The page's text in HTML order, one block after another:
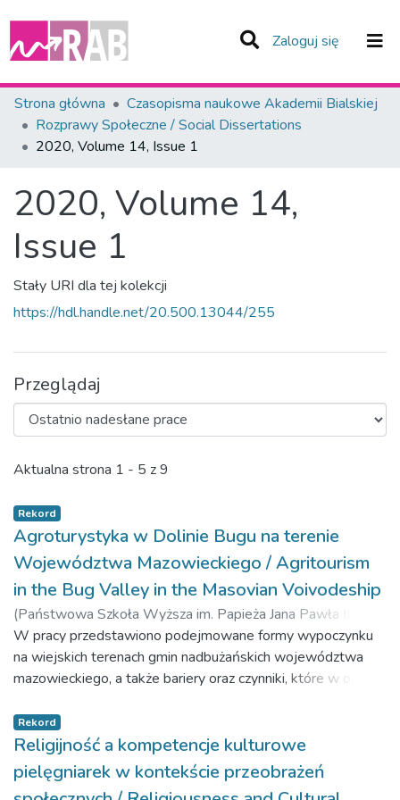
Zaloguj się (current)
Zespoły i Kolekcje
Statystyka
Strona główna
Czasopisma naukowe Akademii Bialskiej
Rozprawy Społeczne / Social Dissertations
2020, Volume 14, Issue 1
2020, Volume 14,
Issue 1
Stały URI dla tej kolekcji
https://hdl.handle.net/20.500.13044/255
Przeglądaj
Ostatnio nadesłane prace
Aktualna strona 1 - 5 z 9
Rekord
Agroturystyka w Dolinie Bugu na terenie
Województwa Mazowieckiego / Agritourism
in the Bug Valley in the Masovian Voivodeship
(Państwowa Szkoła Wyższa im. Papieża Jana Pawła II w
Białej Podlaskiej,2020-06-01)Radwańska, Katarzyna;
Dąbrowski, Dominik; Sokół, Janusz Leszek
W pracy przedstawiono podejmowane formy wypoczynku
na wiejskich terenach gmin nadbużańskich województwa
mazowieckiego, a także bariery oraz czynniki, które w opinii
sprzyjają działalności agroturystycznej oraz
ekoagroturystycznej. Badania, metodą sondażu
diagnostycznego, przeprowadzone zostały w 2018 roku w
gminach leżących w dolinie rzeki Bug, położonych na terenie
Rekord
Religijność a kompetencje kulturowe
pielęgniarek w kontekście przeobrażeń